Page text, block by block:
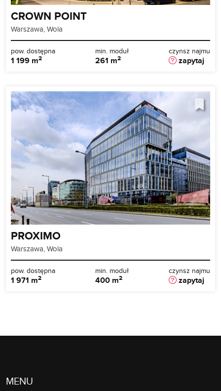
CROWN POINT
Warszawa, Wola
pow. dostępna
1 199 m2
min. moduł
261 m2
czynsz najmu
zapytaj
PROXIMO
Warszawa, Wola
pow. dostępna
1 971 m2
min. moduł
400 m2
czynsz najmu
zapytaj
MENU